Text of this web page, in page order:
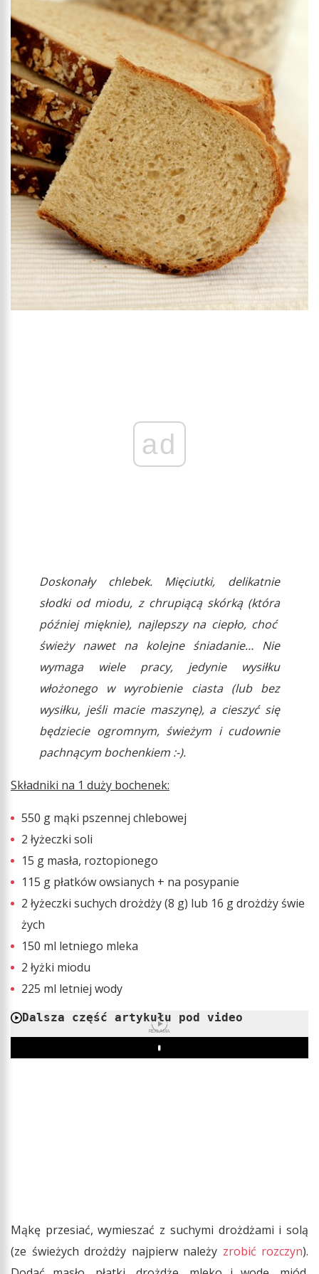
ad
Doskonały chlebek. Mięciutki, delikatnie
słodki od miodu, z chrupiącą skórką (która
później mięknie), najlepszy na ciepło, choć
świeży nawet na kolejne śniadanie… Nie
wymaga wiele pracy, jedynie wysiłku
włożonego w wyrobienie ciasta (lub bez
wysiłku, jeśli macie maszynę), a cieszyć się
będziecie ogromnym, świeżym i cudownie
pachnącym bochenkiem :-).
Składniki na 1 duży bochenek:
550 g mąki pszennej chlebowej
2 łyżeczki soli
15 g masła, roztopionego
115 g płatków owsianych + na posypanie
2 łyżeczki suchych drożdży (8 g) lub 16 g drożdży świe
żych
150 ml letniego mleka
2 łyżki miodu
225 ml letniej wody
Dalsza część artykułu pod video
REKLAMA
Play
Mąkę przesiać, wymieszać z suchymi drożdżami i solą
(ze świeżych drożdży najpierw należy zrobić rozczyn).